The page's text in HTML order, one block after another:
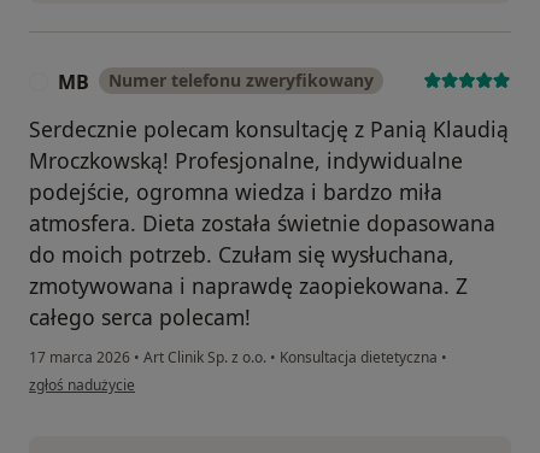
MB Numer telefonu zweryfikowany
Serdecznie polecam konsultację z Panią Klaudią
Mroczkowską! Profesjonalne, indywidualne
podejście, ogromna wiedza i bardzo miła
atmosfera. Dieta została świetnie dopasowana
do moich potrzeb. Czułam się wysłuchana,
zmotywowana i naprawdę zaopiekowana. Z
całego serca polecam!
17 marca 2026 • Art Clinik Sp. z o.o. • Konsultacja dietetyczna •
w opinii użytkownika MB
zgłoś nadużycie